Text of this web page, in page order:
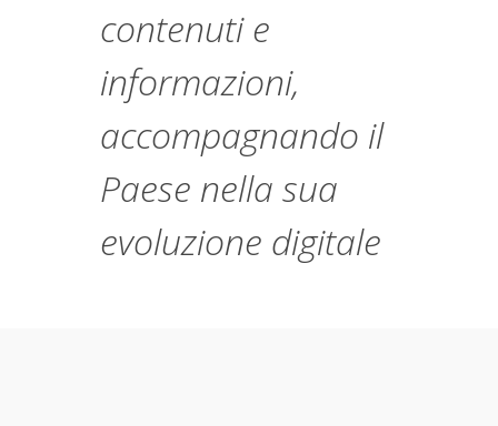
contenuti e
informazioni,
accompagnando il
Paese nella sua
evoluzione digitale